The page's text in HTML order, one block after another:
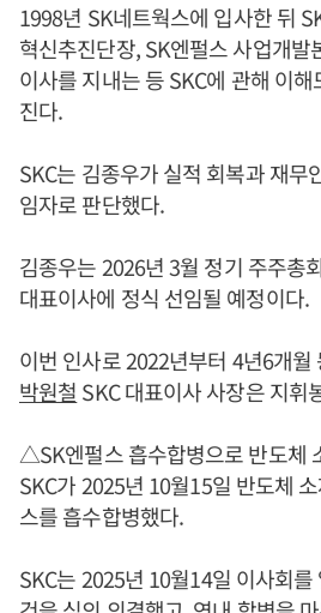
1998년 SK네트웍스에 입사한 뒤
혁신추진단장, SK엔펄스 사업개발
이사를 지내는 등 SKC에 관해 이
진다.
SKC는 김종우가 실적 회복과 재무
임자로 판단했다.
김종우는 2026년 3월 정기 주주총
대표이사에 정식 선임될 예정이다.
이번 인사로 2022년부터 4년6개월
박원철 SKC 대표이사 사장은 지휘
△SK엔펄스 흡수합병으로 반도체
SKC가 2025년 10월15일 반도체
스를 흡수합병했다.
SKC는 2025년 10월14일 이사회